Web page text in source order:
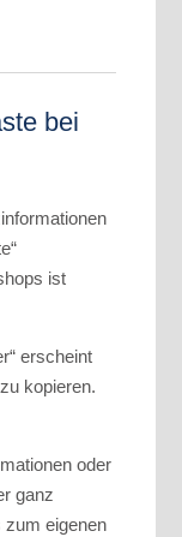
bei
ist
erscheint
kopieren.
oder
ganz
zum eigenen